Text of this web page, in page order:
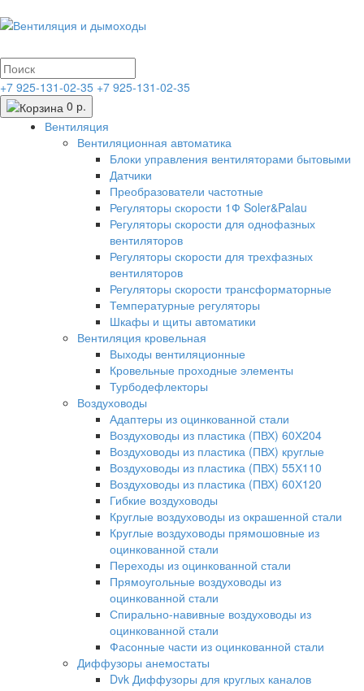
+7 925-131-02-35 +7 925-131-02-35
0 р.
Вентиляция
Вентиляционная автоматика
Блоки управления вентиляторами бытовыми
Датчики
Преобразователи частотные
Регуляторы скорости 1Ф Soler&Palau
Регуляторы скорости для однофазных
вентиляторов
Регуляторы скорости для трехфазных
вентиляторов
Регуляторы скорости трансформаторные
Температурные регуляторы
Шкафы и щиты автоматики
Вентиляция кровельная
Выходы вентиляционные
Кровельные проходные элементы
Турбодефлекторы
Воздуховоды
Адаптеры из оцинкованной стали
Воздуховоды из пластика (ПВХ) 60Х204
Воздуховоды из пластика (ПВХ) круглые
Воздуховоды из пластика (ПВХ) 55Х110
Воздуховоды из пластика (ПВХ) 60Х120
Гибкие воздуховоды
Круглые воздуховоды из окрашенной стали
Круглые воздуховоды прямошовные из
оцинкованной стали
Переходы из оцинкованной стали
Прямоугольные воздуховоды из
оцинкованной стали
Спирально-навивные воздуховоды из
оцинкованной стали
Фасонные части из оцинкованной стали
Диффузоры анемостаты
Dvk Диффузоры для круглых каналов